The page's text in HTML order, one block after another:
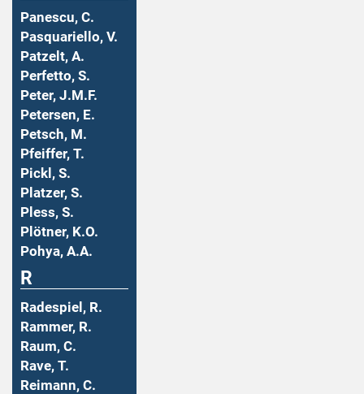
Panescu, C.
Pasquariello, V.
Patzelt, A.
Perfetto, S.
Peter, J.M.F.
Petersen, E.
Petsch, M.
Pfeiffer, T.
Pickl, S.
Platzer, S.
Pless, S.
Plötner, K.O.
Pohya, A.A.
R
Radespiel, R.
Rammer, R.
Raum, C.
Rave, T.
Reimann, C.